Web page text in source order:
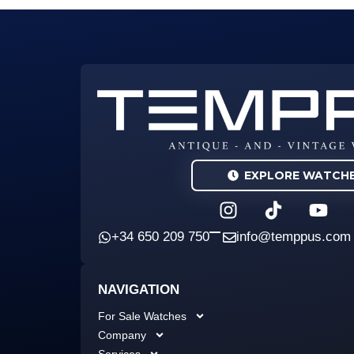
EXPLORE
I
n
s
Y
o
u
+34 650 209 750 info@temppus.com
NAVIGATION
For Sale Watches
Company